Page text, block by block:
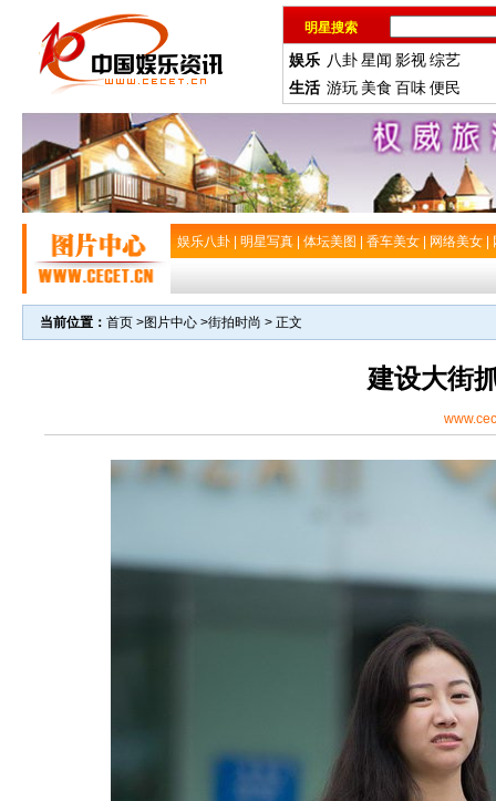
明星搜索
娱乐 八卦星闻 影视综艺
生活 游玩 美食 百味便民
娱乐八卦 明星写真 体坛美图 香车美女 网络美女
当前位置： 首页 >图片中心 >街拍时尚 > 正文
建设大街